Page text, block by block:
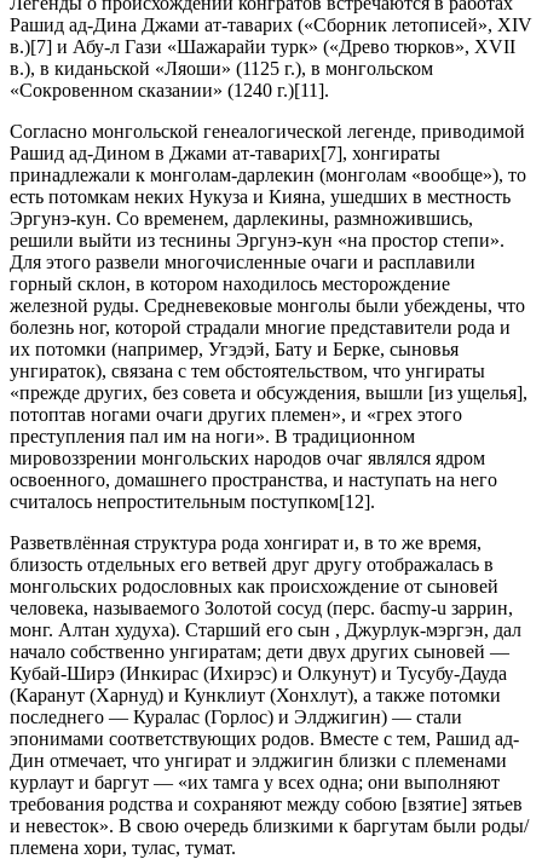
Рашид ад-Дина Джами ат-таварих («Сборник летописей», XIV
в.)[7] и Абу-л Гази «Шажарайи турк» («Древо тюрков», XVII
в.), в киданьской «Ляоши» (1125 г.), в монгольском
«Сокровенном сказании» (1240 г.)[11].
Согласно монгольской генеалогической легенде, приводимой
Рашид ад-Дином в Джами ат-таварих[7], хонгираты
принадлежали к монголам-дарлекин (монголам «вообще»), то
есть потомкам неких Нукуза и Кияна, ушедших в местность
Эргунэ-кун. Со временем, дарлекины, размножившись,
решили выйти из теснины Эргунэ-кун «на простор степи».
Для этого развели многочисленные очаги и расплавили
горный склон, в котором находилось месторождение
железной руды. Средневековые монголы были убеждены, что
болезнь ног, которой страдали многие представители рода и
их потомки (например, Угэдэй, Бату и Берке, сыновья
унгираток), связана с тем обстоятельством, что унгираты
«прежде других, без совета и обсуждения, вышли [из ущелья],
потоптав ногами очаги других племен», и «грех этого
преступления пал им на ноги». В традиционном
мировоззрении монгольских народов очаг являлся ядром
освоенного, домашнего пространства, и наступать на него
считалось непростительным поступком[12].
Разветвлённая структура рода хонгират и, в то же время,
близость отдельных его ветвей друг другу отображалась в
монгольских родословных как происхождение от сыновей
человека, называемого Золотой сосуд (перс. баcmy-u заррин,
монг. Алтан худуха). Старший его сын , Джурлук-мэргэн, дал
начало собственно унгиратам; дети двух других сыновей —
Кубай-Ширэ (Инкирас (Ихирэс) и Олкунут) и Тусубу-Дауда
(Каранут (Харнуд) и Кунклиут (Хонхлут), а также потомки
последнего — Куралас (Горлос) и Элджигин) — стали
эпонимами соответствующих родов. Вместе с тем, Рашид ад-
Дин отмечает, что унгират и элджигин близки с племенами
курлаут и баргут — «их тамга у всех одна; они выполняют
требования родства и сохраняют между собою [взятие] зятьев
и невесток». В свою очередь близкими к баргутам были роды/
племена хори, тулас, тумат.